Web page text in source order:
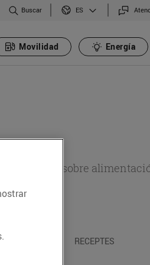
Buscar ES
Movilidad Energía
actualidad sobre
I TRADICIONS RECEPTES